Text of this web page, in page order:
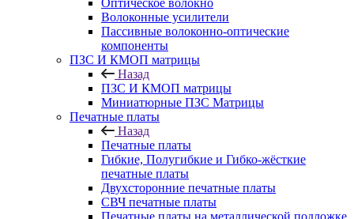
Оптическое волокно
Волоконные усилители
Пассивные волоконно-оптические
компоненты
ПЗС И КМОП матрицы
Назад
ПЗС И КМОП матрицы
Миниатюрные ПЗС Матрицы
Печатные платы
Назад
Печатные платы
Гибкие, Полугибкие и Гибко-жёсткие
печатные платы
Двухсторонние печатные платы
СВЧ печатные платы
Печатные платы на металлической подложке